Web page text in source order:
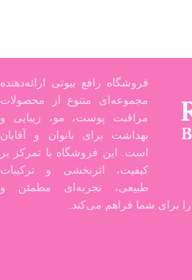
فروشگاه رافع بیوتی ارائه‌دهنده
مجموعه‌ای متنوع از محصولات
مراقبت پوست، مو، زیبایی و
بهداشت برای بانوان و آقایان
است. این فروشگاه با تمرکز بر
کیفیت، اثربخشی و ترکیبات
طبیعی، تجربه‌ای مطمئن و
برای شما فراهم می‌کند.